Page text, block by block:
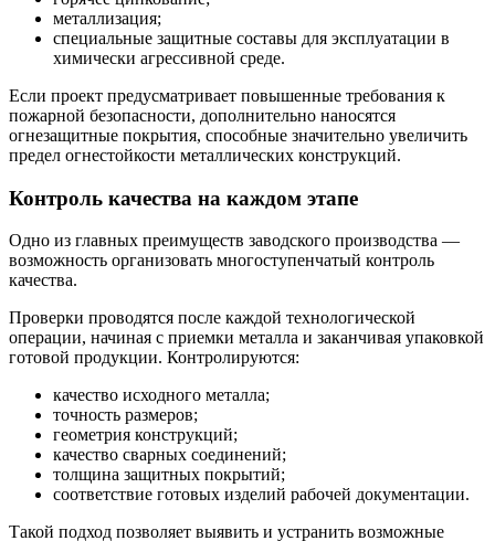
металлизация;
специальные защитные составы для эксплуатации в
химически агрессивной среде.
Если проект предусматривает повышенные требования к
пожарной безопасности, дополнительно наносятся
огнезащитные покрытия, способные значительно увеличить
предел огнестойкости металлических конструкций.
Контроль качества на каждом этапе
Одно из главных преимуществ заводского производства —
возможность организовать многоступенчатый контроль
качества.
Проверки проводятся после каждой технологической
операции, начиная с приемки металла и заканчивая упаковкой
готовой продукции. Контролируются:
качество исходного металла;
точность размеров;
геометрия конструкций;
качество сварных соединений;
толщина защитных покрытий;
соответствие готовых изделий рабочей документации.
Такой подход позволяет выявить и устранить возможные